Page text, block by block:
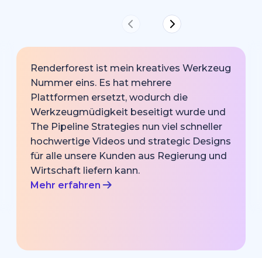
Renderforest ist mein kreatives Werkzeug
Nummer eins. Es hat mehrere
Plattformen ersetzt, wodurch die
Werkzeugmüdigkeit beseitigt wurde und
The Pipeline Strategies nun viel schneller
hochwertige Videos und strategic Designs
für alle unsere Kunden aus Regierung und
Wirtschaft liefern kann.
Mehr erfahren